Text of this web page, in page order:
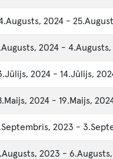
2024 -
2024 - 4.Augusts,
2024 - 14.Jūlijs,
2024 - 19.Maijs,
2023 -
2023 -